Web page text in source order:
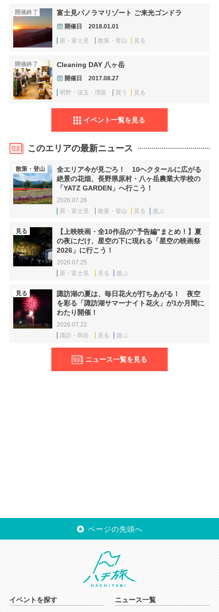
開催終了 富士見パノラマリゾート ご来光ゴンドラ
開催日 2018.01.01
原・富士見 散策・登山 見る
開催終了 Cleaning DAY 八ヶ岳
開催日 2017.08.27
明野・須玉・増富 買う 見る
イベント一覧を見る
このエリアの最新ニュース
散策・登山
全エリア今が見ごろ！ 10ヘクタールに広がる
絶景の花畑、長野県原村・八ヶ岳農業大学校の
「YATZ GARDEN」へ行こう！
2026.07.26
原・富士見
散策・登山 見る 遊ぶ
見る
【上映映画・全10作品の”予告編”まとめ！】夏
の夜にだけ、星空の下に現れる「星空の映画祭
2026」に行こう！
2026.07.25
原・富士見
見る 遊ぶ
見る
諏訪湖の夏は、毎日花火が打ちあがる！ 夜空
を彩る「諏訪湖サマーナイト花火」が1か月間に
わたり開催！
2026.07.22
諏訪・岡谷
見る 遊ぶ
ニュース一覧を見る
ページの先頭へ
イベントを探す ニュース一覧